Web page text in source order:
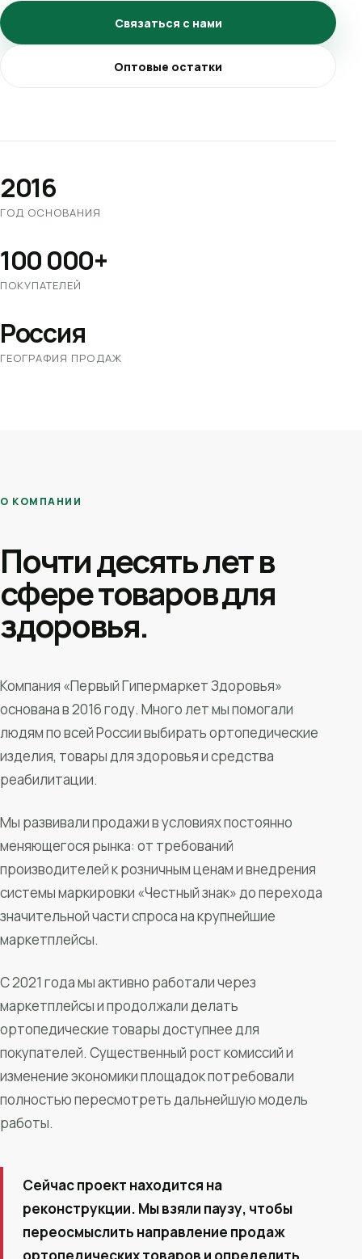
Связаться с нами
Оптовые остатки
2016
ГОД ОСНОВАНИЯ
100 000+
ПОКУПАТЕЛЕЙ
Россия
ГЕОГРАФИЯ ПРОДАЖ
О КОМПАНИИ
Почти десять лет в
сфере товаров для
здоровья.
Компания «Первый Гипермаркет Здоровья»
основана в 2016 году. Много лет мы помогали
людям по всей России выбирать ортопедические
изделия, товары для здоровья и средства
реабилитации.
Мы развивали продажи в условиях постоянно
меняющегося рынка: от требований
производителей к розничным ценам и внедрения
системы маркировки «Честный знак» до перехода
значительной части спроса на крупнейшие
маркетплейсы.
С 2021 года мы активно работали через
маркетплейсы и продолжали делать
ортопедические товары доступнее для
покупателей. Существенный рост комиссий и
изменение экономики площадок потребовали
полностью пересмотреть дальнейшую модель
работы.
Сейчас проект находится на
реконструкции. Мы взяли паузу, чтобы
переосмыслить направление продаж